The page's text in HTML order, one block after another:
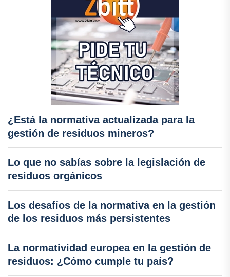
¿Está la normativa actualizada para la
gestión de residuos mineros?
Lo que no sabías sobre la legislación de
residuos orgánicos
Los desafíos de la normativa en la gestión
de los residuos más persistentes
La normatividad europea en la gestión de
residuos: ¿Cómo cumple tu país?